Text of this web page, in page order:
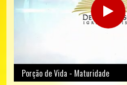
Porção de Vida - Maturidade